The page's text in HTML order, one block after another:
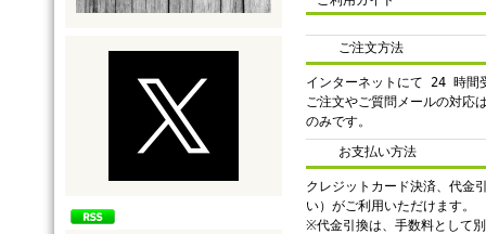
ご注文方法
インターネットにて 24 時間
ご注文やご質問メールの対応
のみです。
お支払い方法
クレジットカード決済、代金
い）がご利用いただけます。
※代金引換は、手数料として